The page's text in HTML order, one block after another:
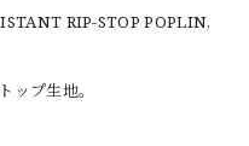
RIP-STOP POPLIN,
ップ生地。